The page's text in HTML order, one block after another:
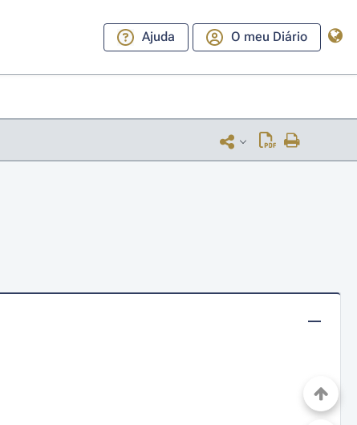
Ajuda O meu Diário